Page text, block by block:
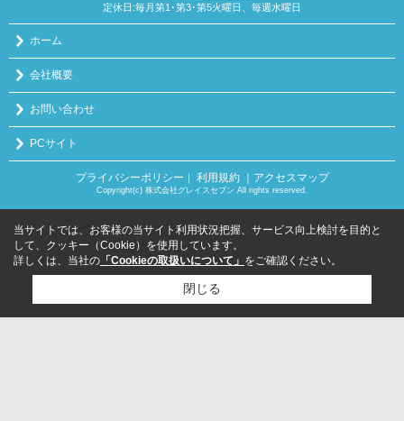
定休日:毎月第1･第3･第5火曜日、毎週水曜日
ホーム
会社概要
お問い合わせ
PCサイト
プライバシーポリシー ｜ 利用規約 ｜アクセスマップ
Copyright(c) 株式会社グレイスセブン All rights reserved.
当サイトでは、お客様の当サイト利用状況把握、サービス向上検討を目的と
して、クッキー（Cookie）を使用しています。
詳しくは、当社の 「Cookieの取扱いについて」 をご確認ください。
閉じる